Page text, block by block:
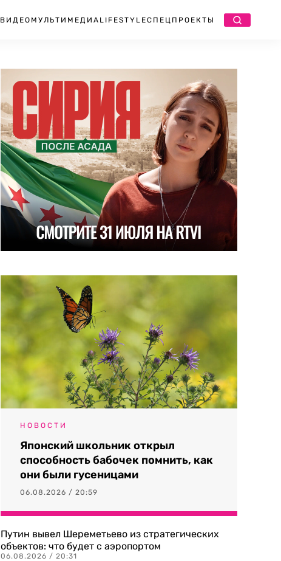
ВИДЕО МУЛЬТИМЕДИА LIFESTYLEСПЕЦПРОЕКТЫ
НОВОСТИ
Японский школьник открыл
способность бабочек помнить, как
они были гусеницами
06.08.2026 / 20:59
Путин вывел Шереметьево из стратегических
объектов: что будет с аэропортом
06.08.2026 / 20:31